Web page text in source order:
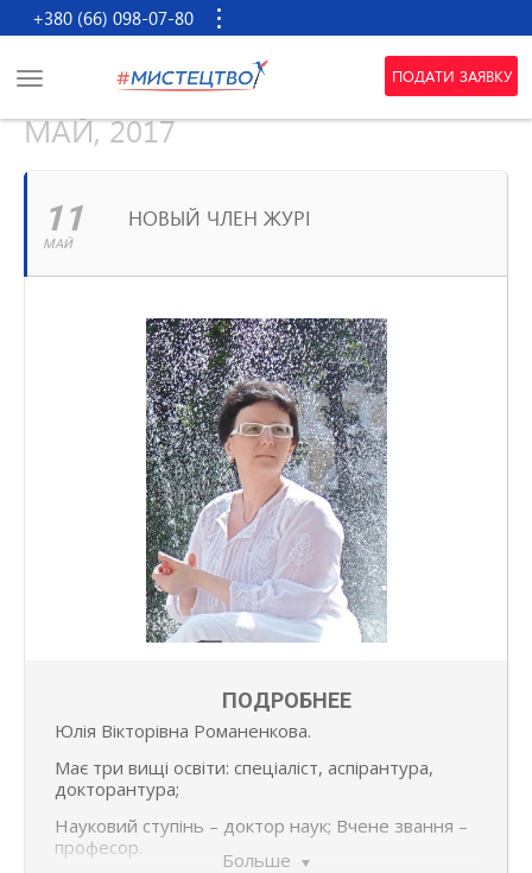
+380 (66) 098-07-80
ПОДАТИ ЗАЯВКУ
МАЙ, 2017
11
МАЙ
НОВЫЙ ЧЛЕН ЖУРІ
Больше
ПОДРОБНЕЕ
Юлія Вікторівна Романенкова.
Має три вищі освіти: спеціаліст, аспірантура,
докторантура;
Науковий ступінь – доктор наук; Вчене звання –
професор.